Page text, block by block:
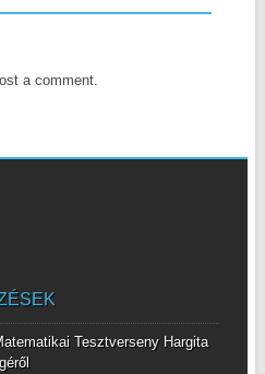
a comment.
Tesztverseny Hargita